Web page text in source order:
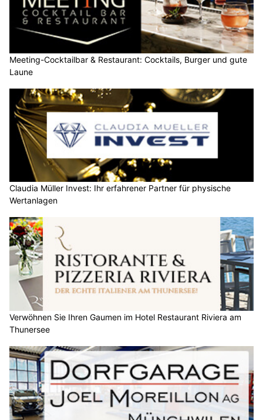
Meeting-Cocktailbar & Restaurant: Cocktails, Burger und gute
Laune
Claudia Müller Invest: Ihr erfahrener Partner für physische
Wertanlagen
Verwöhnen Sie Ihren Gaumen im Hotel Restaurant Riviera am
Thunersee